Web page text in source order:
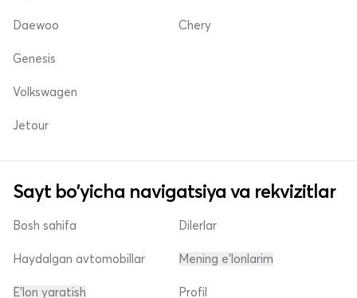
Daewoo Chery
Genesis
Volkswagen
Jetour
Sayt bo'yicha navigatsiya va rekvizitlar
Bosh sahifa
Haydalgan avtomobillar
E'lon yaratish
Dilerlar
Mening e'lonlarim
Profil